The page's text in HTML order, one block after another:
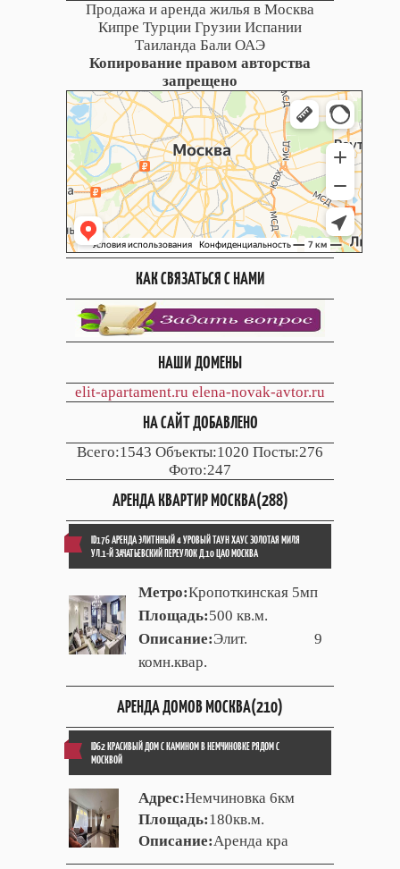
Продажа и аренда жилья в Москва
Кипре Турции Грузии Испании
Таиланда Бали ОАЭ
Копирование правом авторства
запрещено
КАК СВЯЗАТЬСЯ С НАМИ
НАШИ ДОМЕНЫ
elit-apartament.ru elena-novak-avtor.ru
НА САЙТ ДОБАВЛЕНО
Всего:1543 Объекты:1020 Посты:276
Фото:247
АРЕНДА КВАРТИР МОСКВА(288)
ID176 АРЕНДА ЭЛИТННЫЙ 4 УРОВЫЙ ТАУН ХАУС ЗОЛОТАЯ МИЛЯ
УЛ.1-Й ЗАЧАТЬЕВСКИЙ ПЕРЕУЛОК Д.10 ЦАО МОСКВА
Метро:Кропоткинская 5мп
Площадь:500 кв.м.
Описание:Элит. 9
комн.квар.
АРЕНДА ДОМОВ МОСКВА(210)
ID62 КРАСИВЫЙ ДОМ С КАМИНОМ В НЕМЧИНОВКЕ РЯДОМ С
МОСКВОЙ
Адрес:Немчиновка 6км
Площадь:180кв.м.
Описание:Аренда кра